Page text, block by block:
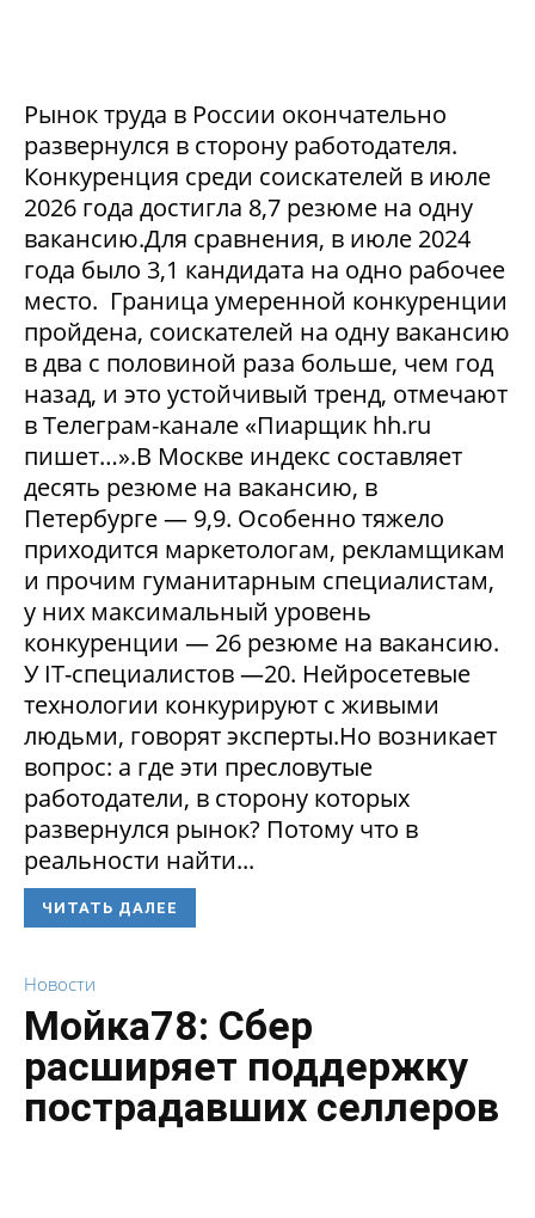
Рынок труда в России окончательно
развернулся в сторону работодателя.
Конкуренция среди соискателей в июле
2026 года достигла 8,7 резюме на одну
вакансию.Для сравнения, в июле 2024
года было 3,1 кандидата на одно рабочее
место. Граница умеренной конкуренции
пройдена, соискателей на одну вакансию
в два с половиной раза больше, чем год
назад, и это устойчивый тренд, отмечают
в Телеграм-канале «Пиарщик hh.ru
пишет…».В Москве индекс составляет
десять резюме на вакансию, в
Петербурге — 9,9. Особенно тяжело
приходится маркетологам, рекламщикам
и прочим гуманитарным специалистам,
у них максимальный уровень
конкуренции — 26 резюме на вакансию.
У IT-специалистов —20. Нейросетевые
технологии конкурируют с живыми
людьми, говорят эксперты.Но возникает
вопрос: а где эти пресловутые
работодатели, в сторону которых
развернулся рынок? Потому что в
реальности найти...
ЧИТАТЬ ДАЛЕЕ
Новости
Мойка78: Сбер
расширяет поддержку
пострадавших селлеров